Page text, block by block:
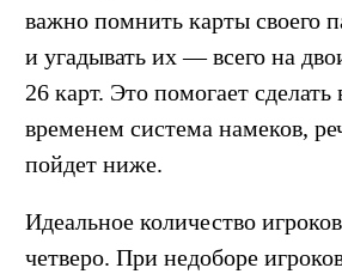
важно помнить карты своего
и угадывать их — всего на
26 карт. Это помогает сделать
временем система намеков,
пойдет ниже.
Идеальное количество
четверо. При недоборе